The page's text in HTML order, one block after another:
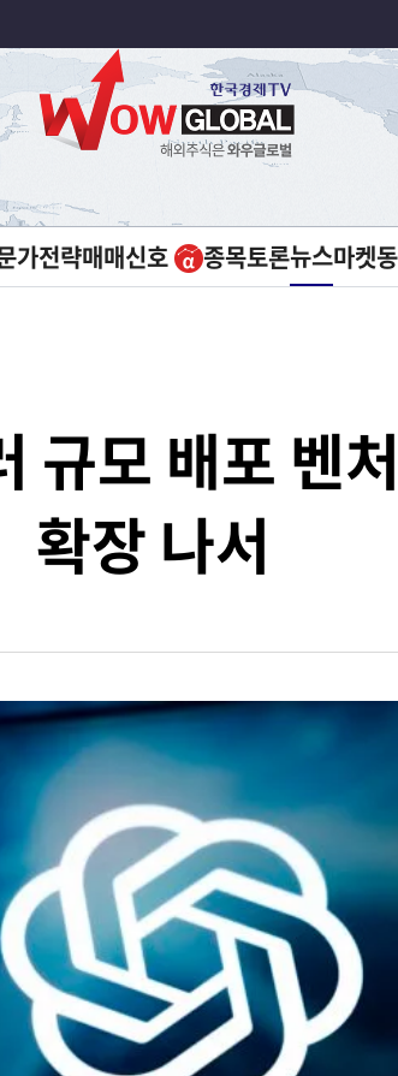
가전략매매신호 종목토론뉴스마켓
규모 배포 벤
확장 나서